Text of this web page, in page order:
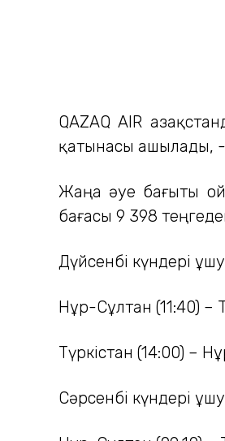
QAZAQ AIR
қатынасы ашылады, -
Жаңа әуе бағыты
бағасы 9 398
Дүйсенбі күндері ұшу
Нұр-Сұлтан (11:40) –
Түркістан (14:00) –
Сәрсенбі күндері ұшу